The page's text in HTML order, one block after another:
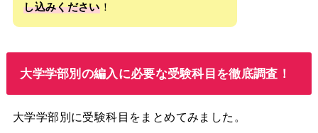
し込みください！
大学学部別の編入に必要な受験科目を徹底調査！
大学学部別に受験科目をまとめてみました。